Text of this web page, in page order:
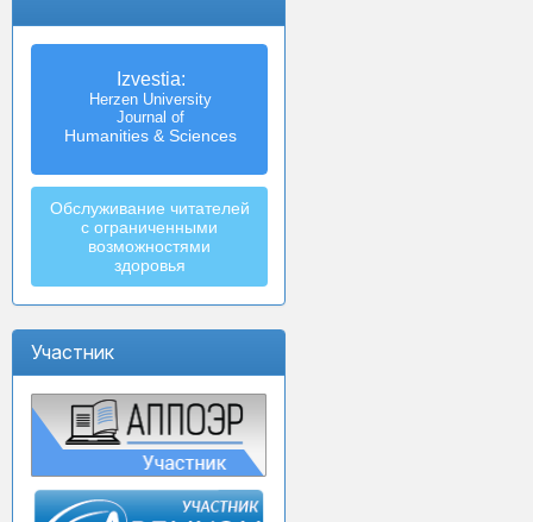
Izvestia:
Herzen University
Journal of
Humanities & Sciences
Обслуживание читателей
с ограниченными
возможностями
здоровья
Участник